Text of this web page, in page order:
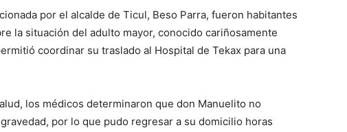
por el alcalde de Ticul, Beso Parra, fueron habitantes
la situación del adulto mayor, conocido cariñosamente
coordinar su traslado al Hospital de Tekax para una
los médicos determinaron que don Manuelito no
por lo que pudo regresar a su domicilio horas